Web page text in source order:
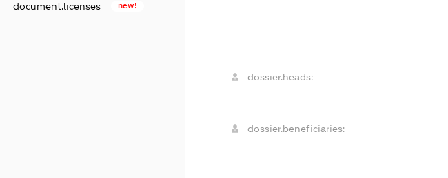
document.licenses new!
dossier.heads:
dossier.beneficiaries: